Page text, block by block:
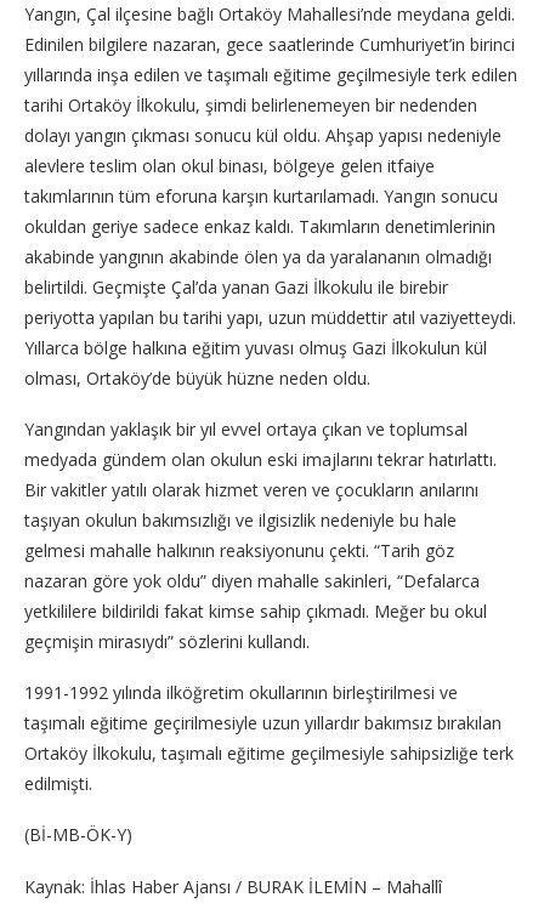
Yangın, Çal ilçesine bağlı Ortaköy Mahallesi’nde meydana geldi.
Edinilen bilgilere nazaran, gece saatlerinde Cumhuriyet’in birinci
yıllarında inşa edilen ve taşımalı eğitime geçilmesiyle terk edilen
tarihi Ortaköy İlkokulu, şimdi belirlenemeyen bir nedenden
dolayı yangın çıkması sonucu kül oldu. Ahşap yapısı nedeniyle
alevlere teslim olan okul binası, bölgeye gelen itfaiye
takımlarının tüm eforuna karşın kurtarılamadı. Yangın sonucu
okuldan geriye sadece enkaz kaldı. Takımların denetimlerinin
akabinde yangının akabinde ölen ya da yaralananın olmadığı
belirtildi. Geçmişte Çal’da yanan Gazi İlkokulu ile birebir
periyotta yapılan bu tarihi yapı, uzun müddettir atıl vaziyetteydi.
Yıllarca bölge halkına eğitim yuvası olmuş Gazi İlkokulun kül
olması, Ortaköy’de büyük hüzne neden oldu.
Yangından yaklaşık bir yıl evvel ortaya çıkan ve toplumsal
medyada gündem olan okulun eski imajlarını tekrar hatırlattı.
Bir vakitler yatılı olarak hizmet veren ve çocukların anılarını
taşıyan okulun bakımsızlığı ve ilgisizlik nedeniyle bu hale
gelmesi mahalle halkının reaksiyonunu çekti. “Tarih göz
nazaran göre yok oldu” diyen mahalle sakinleri, “Defalarca
yetkililere bildirildi fakat kimse sahip çıkmadı. Meğer bu okul
geçmişin mirasıydı” sözlerini kullandı.
1991-1992 yılında ilköğretim okullarının birleştirilmesi ve
taşımalı eğitime geçirilmesiyle uzun yıllardır bakımsız bırakılan
Ortaköy İlkokulu, taşımalı eğitime geçilmesiyle sahipsizliğe terk
edilmişti.
(Bİ-MB-ÖK-Y)
Kaynak: İhlas Haber Ajansı / BURAK İLEMİN – Mahallî